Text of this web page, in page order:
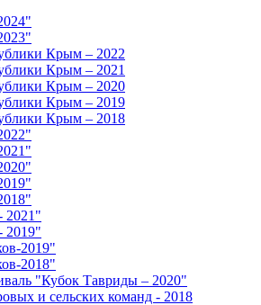
Крым – 2022
Крым – 2021
Крым – 2020
Крым – 2019
Крым – 2018
2021"
2019"
2019"
2018"
"Кубок Тавриды – 2020"
и сельских команд - 2018